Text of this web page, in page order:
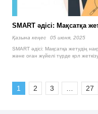
SMART әдісі: Мақсатқа
Қазына кеңес
05 июня, 2025
SMART әдісі: Мақсатқа жетудің
және оған жүйелі түрде қол
1 2 3 27